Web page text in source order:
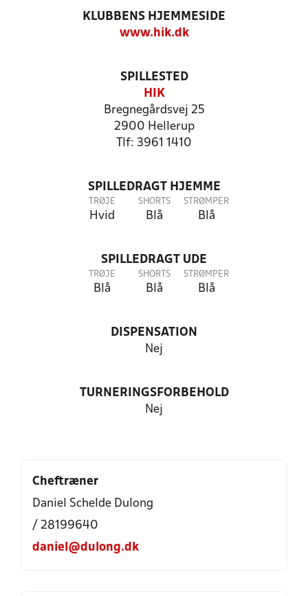
KLUBBENS HJEMMESIDE
www.hik.dk
SPILLESTED
HIK
Bregnegårdsvej 25
2900 Hellerup
Tlf: 3961 1410
SPILLEDRAGT HJEMME
TRØJE
Hvid
SHORTS
Blå
STRØMPER
Blå
SPILLEDRAGT UDE
TRØJE
Blå
SHORTS
Blå
STRØMPER
Blå
DISPENSATION
Nej
TURNERINGSFORBEHOLD
Nej
Cheftræner
Daniel Schelde Dulong
/ 28199640
daniel@dulong.dk